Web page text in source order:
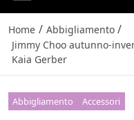
Home / Abbigliamento /
Jimmy Choo autunno-
Kaia Gerber
Abbigliamento Accessori